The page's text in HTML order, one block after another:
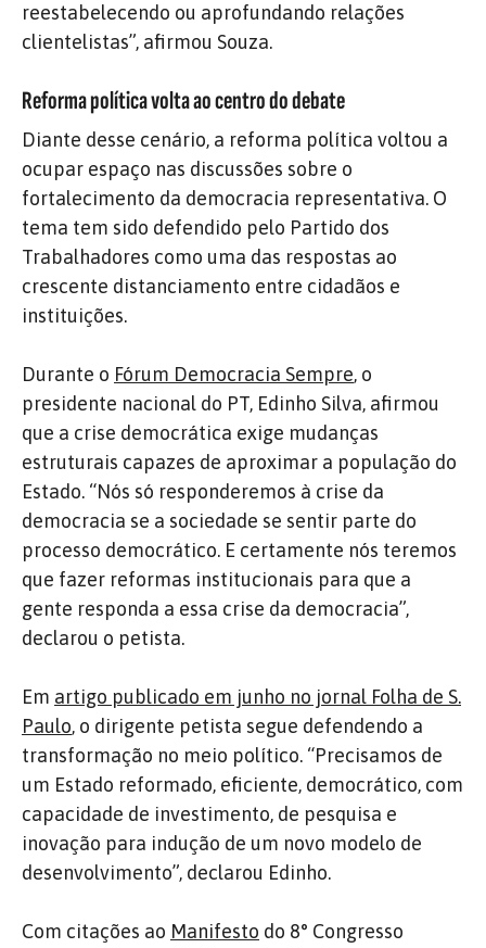
reestabelecendo ou aprofundando relações
clientelistas”, afirmou Souza.
Reforma política volta ao centro do debate
Diante desse cenário, a reforma política voltou a
ocupar espaço nas discussões sobre o
fortalecimento da democracia representativa. O
tema tem sido defendido pelo Partido dos
Trabalhadores como uma das respostas ao
crescente distanciamento entre cidadãos e
instituições.
Durante o Fórum Democracia Sempre, o
presidente nacional do PT, Edinho Silva, afirmou
que a crise democrática exige mudanças
estruturais capazes de aproximar a população do
Estado. “Nós só responderemos à crise da
democracia se a sociedade se sentir parte do
processo democrático. E certamente nós teremos
que fazer reformas institucionais para que a
gente responda a essa crise da democracia”,
declarou o petista.
Em artigo publicado em junho no jornal Folha de S.
Paulo, o dirigente petista segue defendendo a
transformação no meio político. “Precisamos de
um Estado reformado, eficiente, democrático, com
capacidade de investimento, de pesquisa e
inovação para indução de um novo modelo de
desenvolvimento”, declarou Edinho.
Com citações ao Manifesto do 8° Congresso